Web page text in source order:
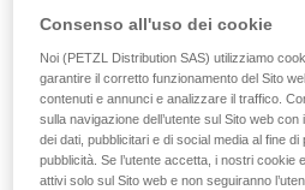
ZIGZAG dell'infortunato.
Se la situazione di soccorso
due su uno ZIGZAG:
Utilizzare un sistema
come di seguito
Utilizzare
Consenso all'uso dei cookie
Noi (PETZL Distribution SAS) utilizziamo
garantire il corretto funzionamento del Sito
contenuti e annunci e analizzare il traffico.
sulla navigazione dell’utente sul Sito web
dei dati, pubblicitari e di social media al fine
pubblicità. Se l’utente accetta, i nostri cookie
attivi solo sul Sito web e non seguiranno